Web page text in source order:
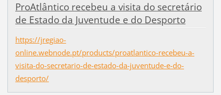
ProAtlântico recebeu a visita do secretário
de Estado da Juventude e do Desporto
https://jregiao-
online.webnode.pt/products/proatlantico-recebeu-a-
visita-do-secretario-de-estado-da-juventude-e-do-
desporto/